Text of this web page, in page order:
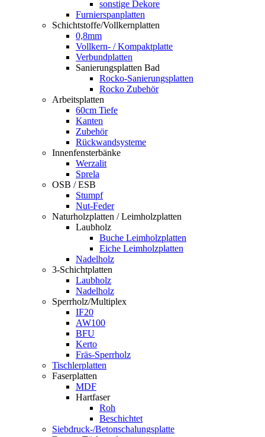
sonstige Dekore
Furnierspanplatten
Schichtstoffe/Vollkernplatten
0,8mm
Vollkern- / Kompaktplatte
Verbundplatten
Sanierungsplatten Bad
Rocko-Sanierungsplatten
Rocko Zubehör
Arbeitsplatten
60cm Tiefe
Kanten
Zubehör
Rückwandsysteme
Innenfensterbänke
Werzalit
Sprela
OSB / ESB
Stumpf
Nut-Feder
Naturholzplatten / Leimholzplatten
Laubholz
Buche Leimholzplatten
Eiche Leimholzplatten
Nadelholz
3-Schichtplatten
Laubholz
Nadelholz
Sperrholz/Multiplex
IF20
AW100
BFU
Kerto
Fräs-Sperrholz
Tischlerplatten
Faserplatten
MDF
Hartfaser
Roh
Beschichtet
Siebdruck-/Betonschalungsplatte